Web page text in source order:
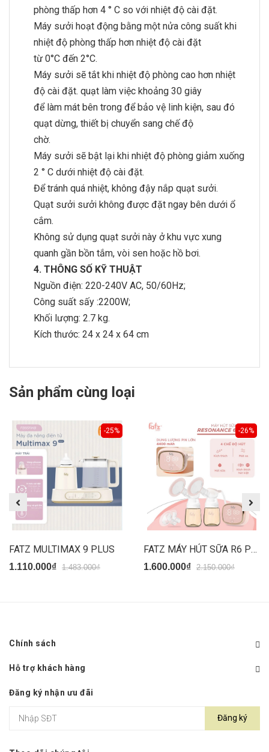
phòng thấp hơn 4 ° C so với nhiệt độ cài đặt.
Máy sưởi hoạt động bằng một nửa công suất khi
nhiệt độ phòng thấp hơn nhiệt độ cài đặt
từ 0°C đến 2°C.
Máy sưởi sẽ tắt khi nhiệt độ phòng cao hơn nhiệt
độ cài đặt. quạt làm việc khoảng 30 giây
để làm mát bên trong để bảo vệ linh kiện, sau đó
quạt dừng, thiết bị chuyển sang chế độ
chờ.
Máy sưởi sẽ bật lại khi nhiệt độ phòng giảm xuống
2 ° C dưới nhiệt độ cài đặt.
Để tránh quá nhiệt, không đậy nắp quạt sưởi.
Quạt sưởi sưởi không được đặt ngay bên dưới ổ
cắm.
Không sử dụng quạt sưởi này ở khu vực xung
quanh gần bồn tắm, vòi sen hoặc hồ bơi.
4. THÔNG SỐ KỸ THUẬT
Nguồn điện: 220-240V AC, 50/60Hz;
Công suất sấy :2200W;
Khối lượng: 2.7 kg.
Kích thước: 24 x 24 x 64 cm
Sản phẩm cùng loại
-25%
FATZ MULTIMAX 9 PLUS
1.110.000₫ 1.483.000₫
-26%
FATZ MÁY HÚT SỮA R6 PLUS(2150/550/1600)
1.600.000₫ 2.150.000₫
Chính sách
Hỗ trợ khách hàng
Đăng ký nhận ưu đãi
Đăng ký